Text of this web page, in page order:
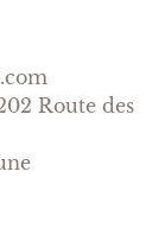
Route des